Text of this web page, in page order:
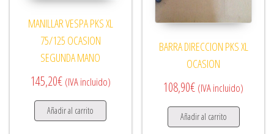
MANILLAR VESPA PKS XL
75/125 OCASION
SEGUNDA MANO
145,20€ (IVA incluido)
Añadir al carrito
BARRA DIRECCION PKS XL
OCASION
108,90€ (IVA incluido)
Añadir al carrito